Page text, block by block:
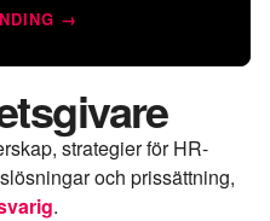
→
strategier för HR-
och prissättning,
.